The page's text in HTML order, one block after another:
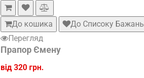
До кошика До Списоку Бажань
Перегляд
Прапор Ємену
від 320 грн.